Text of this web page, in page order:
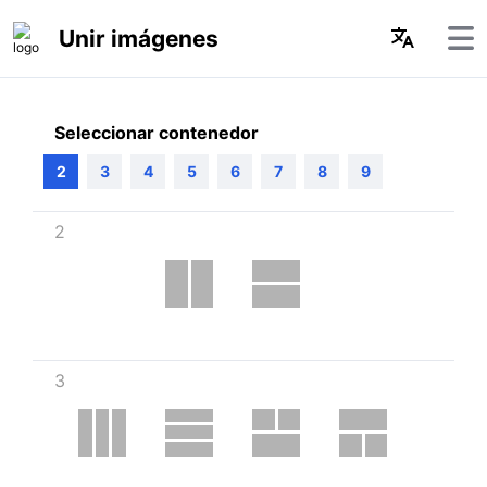
Unir imágenes
Seleccionar contenedor
2 3 4 5 6 7 8 9
2
3